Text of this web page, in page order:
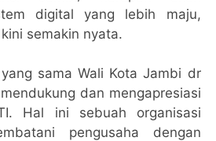
digital yang lebih maju,
semakin nyata.
sama Wali Kota Jambi dr
dan mengapresiasi
Hal ini sebuah organisasi
pengusaha dengan